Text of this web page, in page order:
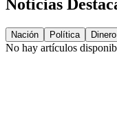
Noticias
Nación Política Dinero
No hay artículos